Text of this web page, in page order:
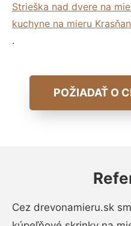
Strieška nad dvere na
kuchyne na mieru
.
POŽIADAŤ O
Cez drevonamieru.sk